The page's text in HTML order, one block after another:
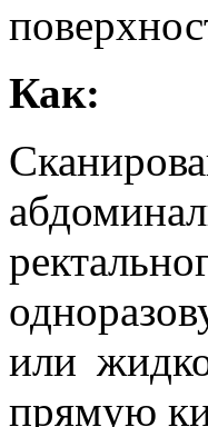
Как:
или
прямую